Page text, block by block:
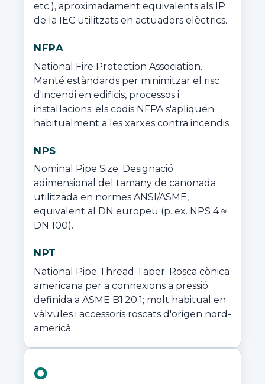
etc.), aproximadament equivalents als IP
de la IEC utilitzats en actuadors elèctrics.
NFPA
National Fire Protection Association.
Manté estàndards per minimitzar el risc
d'incendi en edificis, processos i
instal·lacions; els codis NFPA s'apliquen
habitualment a les xarxes contra incendis.
NPS
Nominal Pipe Size. Designació
adimensional del tamany de canonada
utilitzada en normes ANSI/ASME,
equivalent al DN europeu (p. ex. NPS 4 ≈
DN 100).
NPT
National Pipe Thread Taper. Rosca cònica
americana per a connexions a pressió
definida a ASME B1.20.1; molt habitual en
vàlvules i accessoris roscats d'origen nord-
americà.
O